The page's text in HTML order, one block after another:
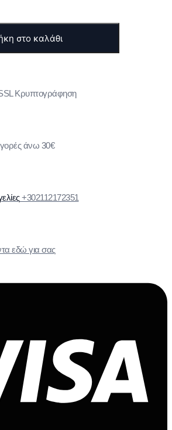
στο καλάθι
Κρυπτογράφηση
άνω 30€
+302112172351
εδώ για σας